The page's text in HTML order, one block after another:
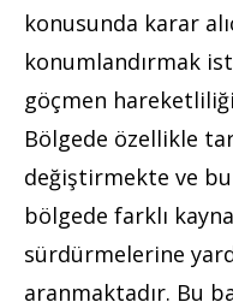
konusunda karar
konumlandırmak
göçmen
Bölgede özellikle
değiştirmekte ve bu
bölgede farklı
sürdürmelerine
aranmaktadır. Bu